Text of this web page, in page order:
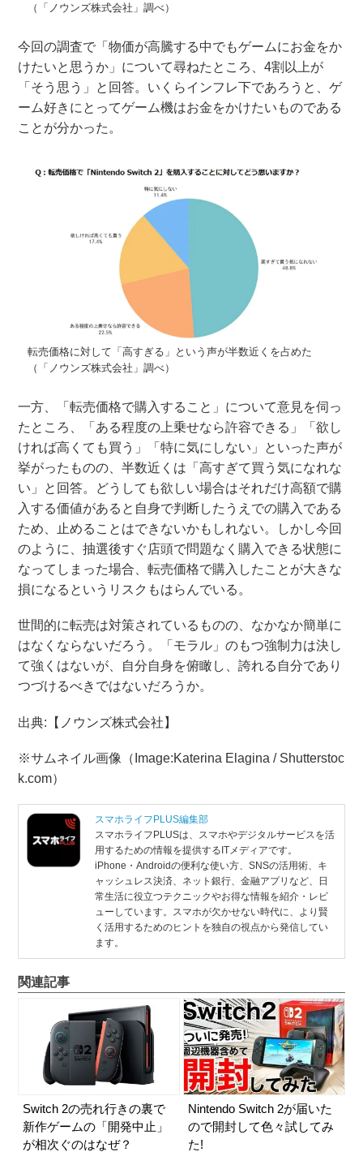
（「ノウンズ株式会社」調べ）
今回の調査で「物価が高騰する中でもゲームにお金をか
けたいと思うか」について尋ねたところ、4割以上が
「そう思う」と回答。いくらインフレ下であろうと、ゲ
ーム好きにとってゲーム機はお金をかけたいものである
ことが分かった。
転売価格に対して「高すぎる」という声が半数近くを占めた
（「ノウンズ株式会社」調べ）
一方、「転売価格で購入すること」について意見を伺っ
たところ、「ある程度の上乗せなら許容できる」「欲し
ければ高くても買う」「特に気にしない」といった声が
挙がったものの、半数近くは「高すぎて買う気になれな
い」と回答。どうしても欲しい場合はそれだけ高額で購
入する価値があると自身で判断したうえでの購入である
ため、止めることはできないかもしれない。しかし今回
のように、抽選後すぐ店頭で問題なく購入できる状態に
なってしまった場合、転売価格で購入したことが大きな
損になるというリスクもはらんでいる。
世間的に転売は対策されているものの、なかなか簡単に
はなくならないだろう。「モラル」のもつ強制力は決し
て強くはないが、自分自身を俯瞰し、誇れる自分であり
つづけるべきではないだろうか。
出典:【ノウンズ株式会社】
※サムネイル画像（Image:Katerina Elagina / Shutterstoc
k.com）
スマホライフPLUS編集部
スマホライフPLUSは、スマホやデジタルサービスを活
用するための情報を提供するITメディアです。
iPhone・Androidの便利な使い方、SNSの活用術、キ
ャッシュレス決済、ネット銀行、金融アプリなど、日
常生活に役立つテクニックやお得な情報を紹介・レビ
ューしています。スマホが欠かせない時代に、より賢
く活用するためのヒントを独自の視点から発信してい
ます。
関連記事
Switch 2の売れ行きの裏で
新作ゲームの「開発中止」
が相次ぐのはなぜ？
Nintendo Switch 2が届いた
ので開封して色々試してみ
た!